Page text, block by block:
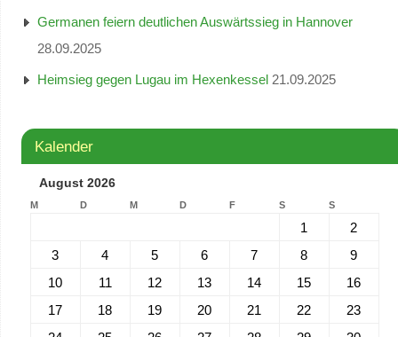
Germanen feiern deutlichen Auswärtssieg in Hannover
28.09.2025
Heimsieg gegen Lugau im Hexenkessel 21.09.2025
Kalender
August 2026
M D M D F S S
1
2
3
4 5 6 7 8
9
10
11 12 13 14 15
16
17
18 19 20 21 22
23